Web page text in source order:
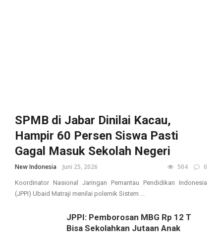
SPMB di Jabar Dinilai Kacau,
Hampir 60 Persen Siswa Pasti
Gagal Masuk Sekolah Negeri
New Indonesia Juni 25, 2026 504 0
Koordinator Nasional Jaringan Pemantau Pendidikan Indonesia
(JPPI) Ubaid Matraji menilai polemik Sistem ...
JPPI: Pemborosan MBG Rp 12 T
Bisa Sekolahkan Jutaan Anak